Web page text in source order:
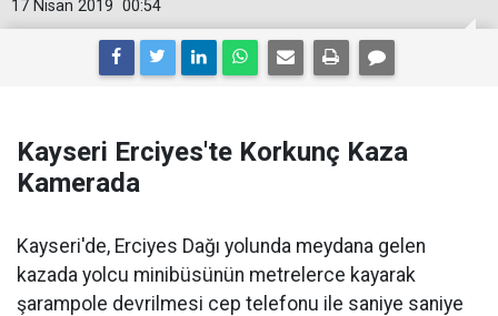
00:54
17 Nisan 2019
Kayseri Erciyes'te Korkunç Kaza
Kamerada
Kayseri'de, Erciyes Dağı yolunda meydana gelen
kazada yolcu minibüsünün metrelerce kayarak
şarampole devrilmesi cep telefonu ile saniye saniye